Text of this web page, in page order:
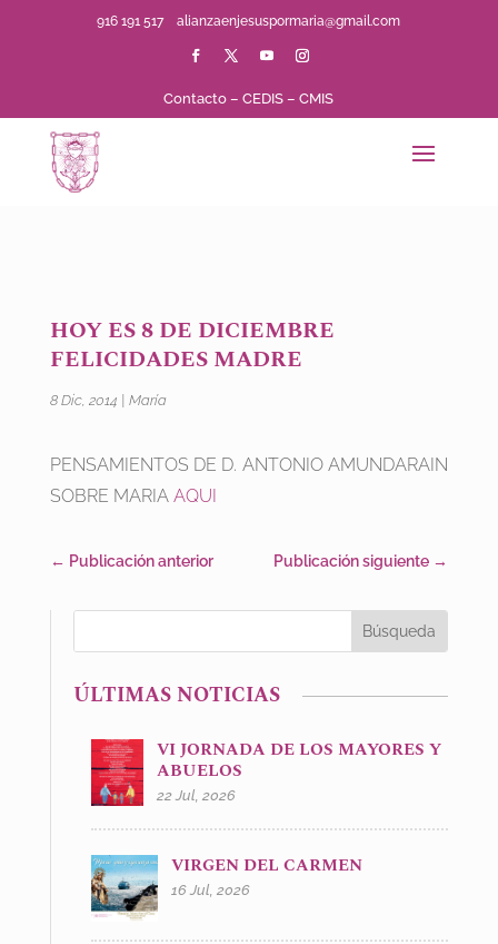
916 191 517alianzaenjesuspormaria@gmail.com
Contacto –CEDIS –CMIS
HOY ES 8 DE DICIEMBRE
FELICIDADES MADRE
8 Dic, 2014 María
PENSAMIENTOS DE D. ANTONIO AMUNDARAIN
SOBRE MARIA AQUI
← Publicación anterior Publicación siguiente →
ÚLTIMAS NOTICIAS
VI JORNADA DE LOS MAYORES Y
ABUELOS
22 Jul, 2026
VIRGEN DEL CARMEN
16 Jul, 2026